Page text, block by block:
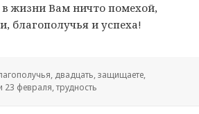
в жизни Вам ничто помехой,
благополучья и успеха!
, двадцать,защищаете,
23 февраля,трудность